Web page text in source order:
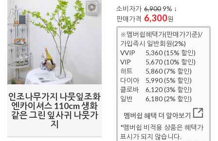
인조나무가지 나뭇잎조화
엔카이셔스 110cm 생화
같은 그린 잎사귀 나뭇가
지
소비자가 6,9009% ↓
판매가격 6,300원
※멤버쉽혜택가(판매가기준)/
가입즉시 일반회원(2%)
VVIP
5,360 (15% 할인)
VIP
5,670 (10% 할인)
하트
5,860 (7% 할인)
다이아
5,990 (5% 할인)
클로바
6,120 (3% 할인)
일반
6,180 (2% 할인)
멤버쉽 혜택 더 알아보기
*멤버쉽 비적용 상품은 혜택가
표시가 되지 않습니다.